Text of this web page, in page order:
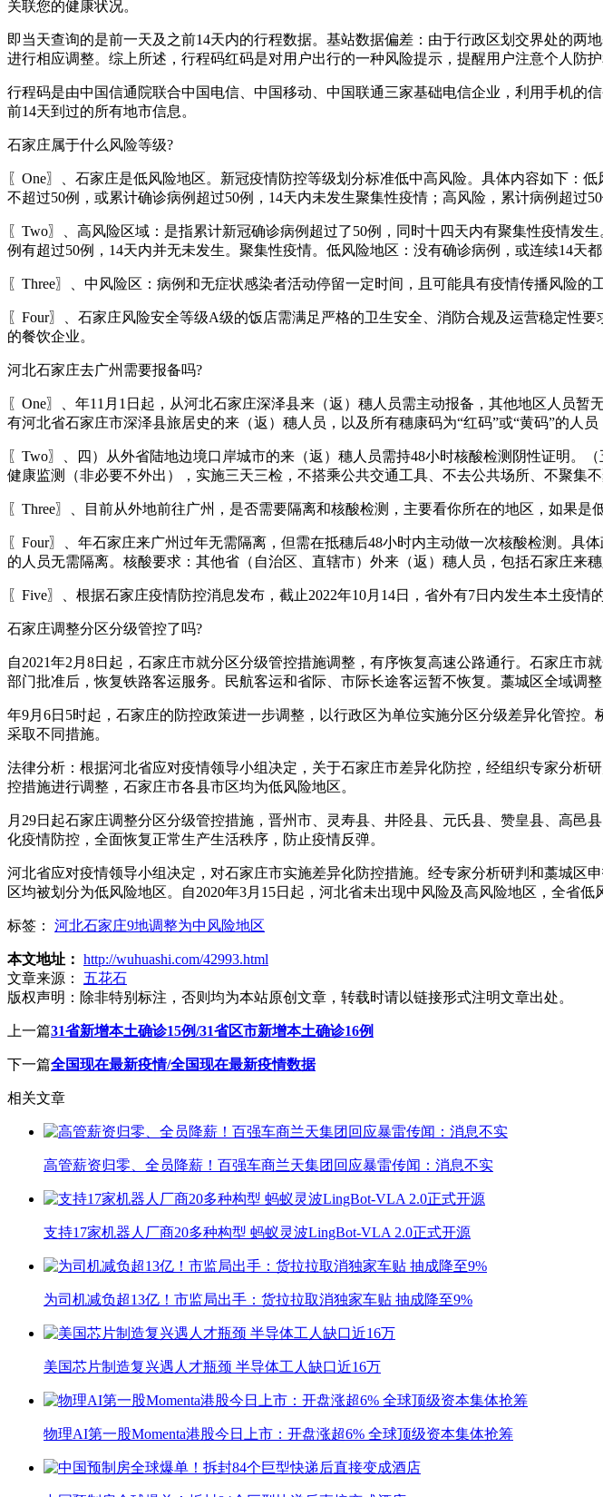
关联您的健康状况。
即当天查询的是前一天及之前14天内的行程数据。基站数据偏差：由于行政区划交界处的
进行相应调整。综上所述，行程码红码是对用户出行的一种风险提示，提醒用户注意个人防护
行程码是由中国信通院联合中国电信、中国移动、中国联通三家基础电信企业，利用手机的
前14天到过的所有地市信息。
石家庄属于什么风险等级?
〖One〗、石家庄是低风险地区。新冠疫情防控等级划分标准低中高风险。具体内容如下：
不超过50例，或累计确诊病例超过50例，14天内未发生聚集性疫情；高风险，累计病例超过
〖Two〗、高风险区域：是指累计新冠确诊病例超过了50例，同时十四天内有聚集性疫情发
例有超过50例，14天内并无未发生。聚集性疫情。低风险地区：没有确诊病例，或连续14天都
〖Three〗、中风险区：病例和无症状感染者活动停留一定时间，且可能具有疫情传播风险
〖Four〗、石家庄风险安全等级A级的饭店需满足严格的卫生安全、消防合规及运营稳定性
的餐饮企业。
河北石家庄去广州需要报备吗?
〖One〗、年11月1日起，从河北石家庄深泽县来（返）穗人员需主动报备，其他地区人员
有河北省石家庄市深泽县旅居史的来（返）穗人员，以及所有穗康码为“红码”或“黄码”的人
〖Two〗、四）从外省陆地边境口岸城市的来（返）穗人员需持48小时核酸检测阴性证明。
健康监测（非必要不外出），实施三天三检，不搭乘公共交通工具、不去公共场所、不聚集不
〖Three〗、目前从外地前往广州，是否需要隔离和核酸检测，主要看你所在的地区，如果
〖Four〗、年石家庄来广州过年无需隔离，但需在抵穗后48小时内主动做一次核酸检测。具
的人员无需隔离。核酸要求：其他省（自治区、直辖市）外来（返）穗人员，包括石家庄来
〖Five〗、根据石家庄疫情防控消息发布，截止2022年10月14日，省外有7日内发生本土疫
石家庄调整分区分级管控了吗?
自2021年2月8日起，石家庄市就分区分级管控措施调整，有序恢复高速公路通行。石家庄
部门批准后，恢复铁路客运服务。民航客运和省际、市际长途客运暂不恢复。藁城区全域调整
年9月6日5时起，石家庄的防控政策进一步调整，以行政区为单位实施分区分级差异化管控
采取不同措施。
法律分析：根据河北省应对疫情领导小组决定，关于石家庄市差异化防控，经组织专家分析
控措施进行调整，石家庄市各县市区均为低风险地区。
月29日起石家庄调整分区分级管控措施，晋州市、灵寿县、井陉县、元氏县、赞皇县、高
化疫情防控，全面恢复正常生产生活秩序，防止疫情反弹。
河北省应对疫情领导小组决定，对石家庄市实施差异化防控措施。经专家分析研判和藁城区
区均被划分为低风险地区。自2020年3月15日起，河北省未出现中风险及高风险地区，全省低
标签： 河北石家庄9地调整为中风险地区
本文地址： http://wuhuashi.com/42993.html
文章来源：
五花石
版权声明： 除非特别标注，否则均为本站原创文章，转载时请以链接形式注明文章出处。
上一篇31省新增本土确诊15例/31省区市新增本土确诊16例
下一篇全国现在最新疫情/全国现在最新疫情数据
相关文章
高管薪资归零、全员降薪！百强车商兰天集团回应暴雷传闻：消息不实
支持17家机器人厂商20多种构型 蚂蚁灵波LingBot-VLA 2.0正式开源
为司机减负超13亿！市监局出手：货拉拉取消独家车贴 抽成降至9%
美国芯片制造复兴遇人才瓶颈 半导体工人缺口近16万
物理AI第一股Momenta港股今日上市：开盘涨超6% 全球顶级资本集体抢筹